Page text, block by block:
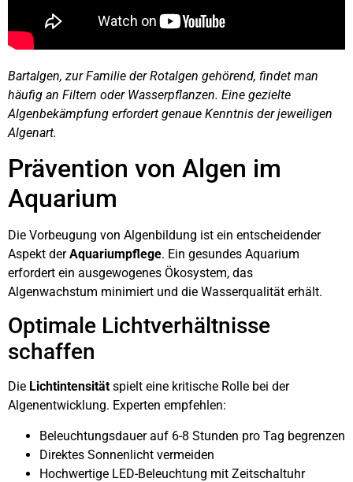
Bartalgen, zur Familie der Rotalgen gehörend, findet man
häufig an Filtern oder Wasserpflanzen. Eine gezielte
Algenbekämpfung erfordert genaue Kenntnis der jeweiligen
Algenart.
Prävention von Algen im
Aquarium
Die Vorbeugung von Algenbildung ist ein entscheidender
Aspekt derAquariumpflege. Ein gesundes Aquarium
erfordert ein ausgewogenes Ökosystem, das
Algenwachstum minimiert und die Wasserqualität erhält.
Optimale Lichtverhältnisse
schaffen
Die Lichtintensität spielt eine kritische Rolle bei der
Algenentwicklung. Experten empfehlen:
Beleuchtungsdauer auf 6-8 Stunden pro Tag begrenzen
Direktes Sonnenlicht vermeiden
Hochwertige LED-Beleuchtung mit Zeitschaltuhr